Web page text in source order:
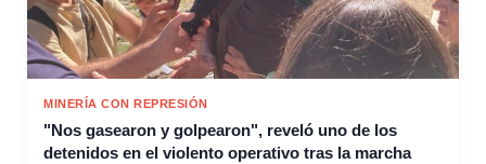
MINERÍA CON REPRESIÓN
"Nos gasearon y golpearon", reveló uno de los
detenidos en el violento operativo tras la marcha